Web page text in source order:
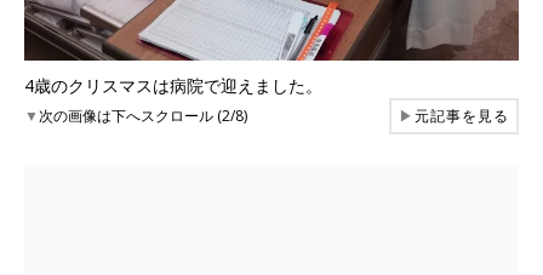
4歳のクリスマスは病院で迎えました。
▼次の画像は下へスクロール (2/8) ▶元記事を見る